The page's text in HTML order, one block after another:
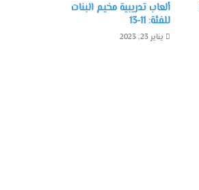
ألعاب تدريبية مخيم البنات
للفئة: 11-13
يناير 23, 2023